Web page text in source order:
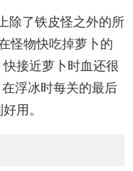
除了铁皮怪之外的所
怪物快吃掉萝卜的
接近萝卜时血还很
浮冰时每关的最后
用。